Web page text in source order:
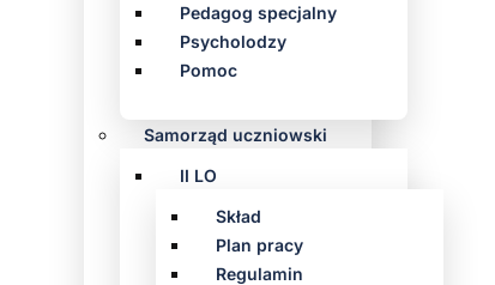
Pedagog specjalny
Psycholodzy
Pomoc
Samorząd uczniowski
II LO
Skład
Plan pracy
Regulamin